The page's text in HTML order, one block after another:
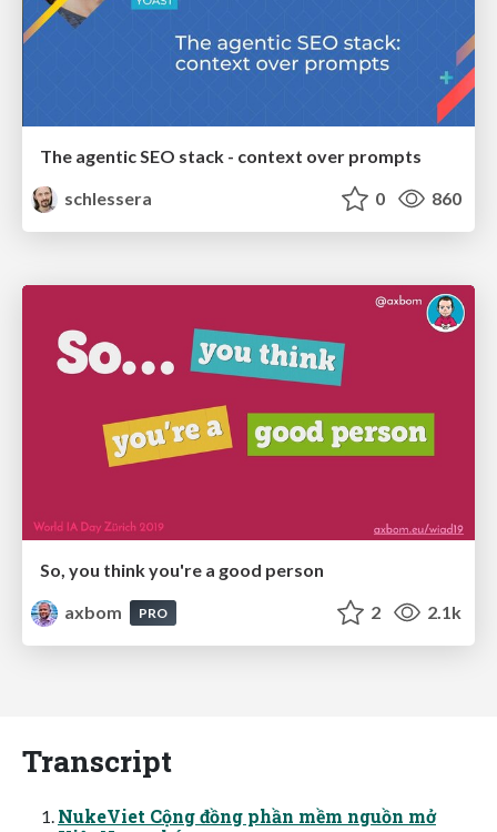
The agentic SEO stack - context over prompts
schlessera
0 860
So, you think you're a good person
axbom
PRO 2 2.1k
Transcript
NukeViet Cộng đồng phần mềm nguồn mở